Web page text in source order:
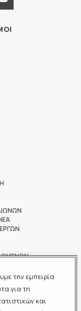
την εμπειρία
για τη
και